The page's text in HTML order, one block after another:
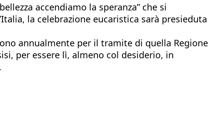
accendiamo la speranza” che si
la celebrazione eucaristica sarà presieduta
annualmente per il tramite di quella Regione
per essere lì, almeno col desiderio, in